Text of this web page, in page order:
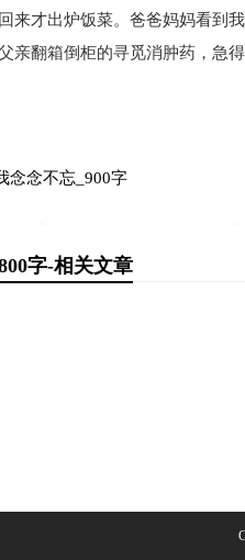
来才出炉饭菜。爸爸妈妈看到
亲翻箱倒柜的寻觅消肿药，急
念念不忘_900字
字-相关文章